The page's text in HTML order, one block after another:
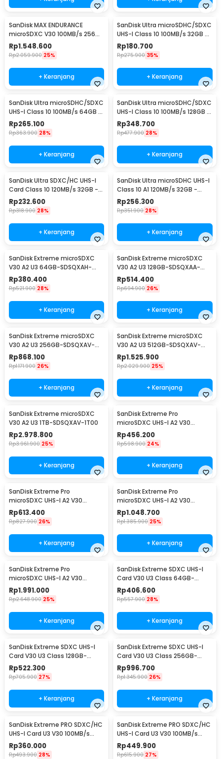
SanDisk MAX ENDURANCE
microSDXC V30 100MB/s 256GB
- SDSQQVR
Rp1.548.600
Rp2.059.900 25%
+ Keranjang
SanDisk Ultra microSDHC/SDXC
UHS-I Class 10 100MB/s 32GB -
SDSQUNR
Rp180.700
Rp275.900 35%
+ Keranjang
SanDisk Ultra microSDHC/SDXC
UHS-I Class 10 100MB/s 64GB -
SDSQUNR
Rp265.100
Rp363.900 28%
+ Keranjang
SanDisk Ultra microSDHC/SDXC
UHS-I Class 10 100MB/s 128GB -
SDSQUNR
Rp348.700
Rp477.900 28%
+ Keranjang
SanDisk Ultra SDXC/HC UHS-I
Card Class 10 120MB/s 32GB -
SDSDUN4
Rp232.600
Rp318.900 28%
+ Keranjang
SanDisk Ultra microSDHC UHS-I
Class 10 A1 120MB/s 32GB -
SDSQUA4
Rp256.300
Rp351.900 28%
+ Keranjang
SanDisk Extreme microSDXC
V30 A2 U3 64GB-SDSQXAH-
064G
Rp380.400
Rp521.900 28%
+ Keranjang
SanDisk Extreme microSDXC
V30 A2 U3 128GB-SDSQXAA-
128G
Rp514.400
Rp694.900 26%
+ Keranjang
SanDisk Extreme microSDXC
V30 A2 U3 256GB-SDSQXAV-
256G
Rp868.100
Rp1.171.900 26%
+ Keranjang
SanDisk Extreme microSDXC
V30 A2 U3 512GB-SDSQXAV-
512G
Rp1.525.900
Rp2.029.900 25%
+ Keranjang
SanDisk Extreme microSDXC
V30 A2 U3 1TB-SDSQXAV-1T00
Rp2.978.800
Rp3.961.900 25%
+ Keranjang
SanDisk Extreme Pro
microSDXC UHS-I A2 V30
200MB/s 64GB-SDSQXCU-
064G
Rp456.200
Rp598.900 24%
+ Keranjang
SanDisk Extreme Pro
microSDXC UHS-I A2 V30
200MB/s 128GB-SDSQXCD-
128G
Rp613.400
Rp827.900 26%
+ Keranjang
SanDisk Extreme Pro
microSDXC UHS-I A2 V30
200MB/s 256GB-SDSQXCD-
256G
Rp1.048.700
Rp1.385.900 25%
+ Keranjang
SanDisk Extreme Pro
microSDXC UHS-I A2 V30
200MB/s 512GB-SDSQXCD-
512G
Rp1.991.000
Rp2.648.900 25%
+ Keranjang
SanDisk Extreme SDXC UHS-I
Card V30 U3 Class 64GB-
SDSDXV2-064G - SDSDXV
Rp406.600
Rp557.900 28%
+ Keranjang
SanDisk Extreme SDXC UHS-I
Card V30 U3 Class 128GB-
SDSDXVA-128G - SDSDXV
Rp522.300
Rp705.900 27%
+ Keranjang
SanDisk Extreme SDXC UHS-I
Card V30 U3 Class 256GB-
SDSDXVV-256G - SDSDXV
Rp996.700
Rp1.345.900 26%
+ Keranjang
SanDisk Extreme PRO SDXC/HC
UHS-I Card U3 V30 100MB/s
200MB/s 32GB-SDSDXXO-032G
Rp360.000
Rp493.900 28%
SanDisk Extreme PRO SDXC/HC
UHS-I Card U3 V30 100MB/s
200MB/s 64GB-SDSDXXU-
064G
Rp449.900
Rp615.900 27%